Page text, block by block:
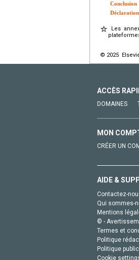
Conclusion
Les
© 2025
ACCÈS
DOMAINES
MON
CRÉER UN
AIDE &
Contactez-
Qui sommes-
Mentions
© -
Termes et
Politique
Politique
Cookie